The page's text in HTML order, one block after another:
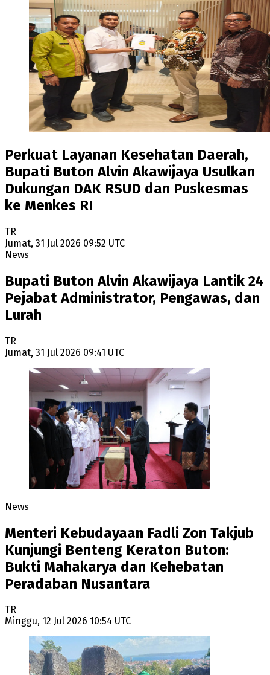
Perkuat Layanan Kesehatan Daerah,
Bupati Buton Alvin Akawijaya Usulkan
Dukungan DAK RSUD dan Puskesmas
ke Menkes RI
TR
Jumat, 31 Jul 2026 09:52 UTC
News
Bupati Buton Alvin Akawijaya Lantik 24
Pejabat Administrator, Pengawas, dan
Lurah
TR
Jumat, 31 Jul 2026 09:41 UTC
News
Menteri Kebudayaan Fadli Zon Takjub
Kunjungi Benteng Keraton Buton:
Bukti Mahakarya dan Kehebatan
Peradaban Nusantara
TR
Minggu, 12 Jul 2026 10:54 UTC